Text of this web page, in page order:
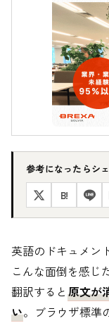
参考になったらシ
B!
英語のドキュメン
こんな面倒を感じ
翻訳すると 原文が
い。ブラウザ標準